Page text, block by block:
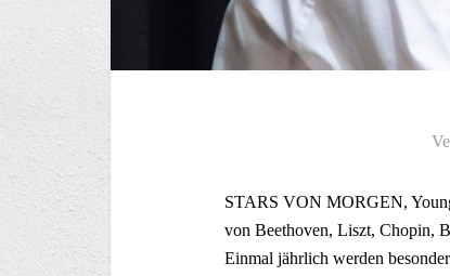
STARS VON MORGEN,
von Beethoven, Liszt, Chopin,
Einmal jährlich werden